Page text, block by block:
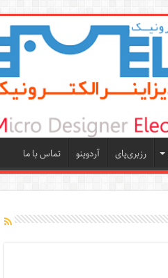
رزبری‌پای آردوینو تماس با ما